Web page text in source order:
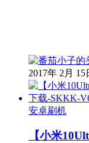
2017年 2月 15
安卓刷机
【小米